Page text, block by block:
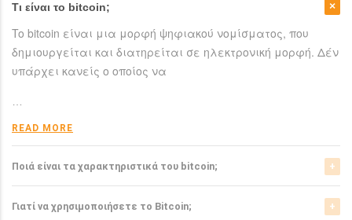
Τι είναι το bitcoin;
To bitcoin είναι μια μορφή ψηφιακού νομίσματος, που
δημιουργείται και διατηρείται σε ηλεκτρονική μορφή. Δέν
υπάρχει κανείς ο οποίος να
…
READ MORE
Ποιά είναι τα χαρακτηριστικά του bitcoin;
Το bitcoin έχει αρκετά σημαντικά χαρακτηριστικά που το
ξεχωρίζουν από τα ελεγχόμενα-από-κυβερνήσεις
Γιατί να χρησιμοποιήσετε το Bitcoin;